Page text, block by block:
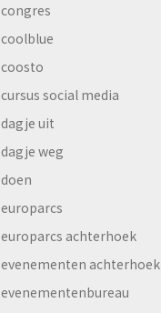
congres
coolblue
coosto
cursus social media
dagje uit
dagje weg
doen
europarcs
europarcs achterhoek
evenementen achterhoek
evenementenbureau